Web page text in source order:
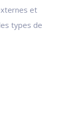
et
types de